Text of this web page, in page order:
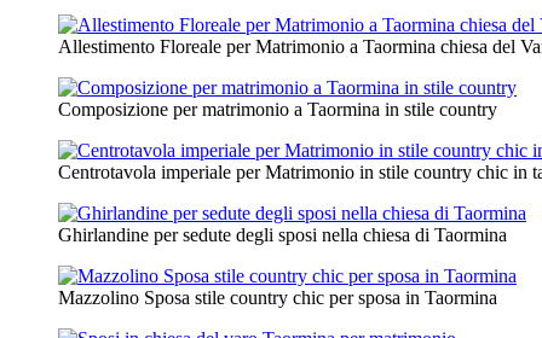
Allestimento Floreale per Matrimonio a Taormina chiesa del
Composizione per matrimonio a Taormina in stile country
Centrotavola imperiale per Matrimonio in stile country chic in
Ghirlandine per sedute degli sposi nella chiesa di Taormina
Mazzolino Sposa stile country chic per sposa in Taormina